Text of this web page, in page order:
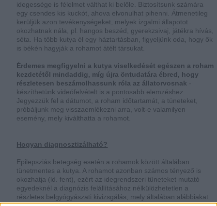
idegessége is félelmet válthat ki belőle. Biztosítsunk számára
egy csendes kis kuckót, ahova elvonulhat pihenni. Átmenetileg
kerüljük azon tevékenységeket, melyek izgalmi állapotot
okozhatnak nála, pl. hangos beszéd, gyerekzsivaj, játékra hívás,
séta. Ha több kutya él egy háztartásban, figyeljünk oda, hogy ők
is békén hagyják a rohamot átélt társukat.
Érdemes megfigyelni a kutya viselkedését egészen a roham
kezdetétől mindaddig, míg újra öntudatára ébred, hogy
részletesen beszámolhassunk róla az állatorvosnak -
készíthetünk videófelvételt is a pontosabb elemzéshez.
Jegyezzük fel a dátumot, a roham időtartamát, a tüneteket,
próbáljunk meg visszaemlékezni arra, volt-e valamilyen
esemény, mely kiválthatta a rohamot.
Hogyan diagnosztizálható?
Epilepsziás betegség esetén a rohamok között általában
tünetmentes a kutya. A rohamot azonban számos tényező is
okozhatja (ld. fent), ezért az idegrendszeri tüneteket mutató
egyedeknél a diagnózis felállításához nélkülözhetetlen a
részletes belgyógyászati kivizsgálás, mely általában alábbiakat